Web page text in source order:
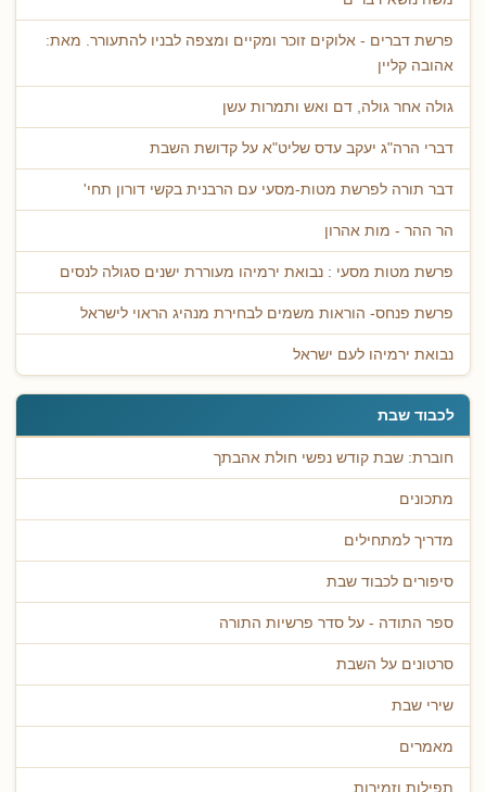
פרשת דברים - אלוקים זוכר ומקיים ומצפה לבניו להתעורר. מאת:
אהובה קליין
גולה אחר גולה, דם ואש ותמרות עשן
דברי הרה"ג יעקב עדס שליט"א על קדושת השבת
דבר תורה לפרשת מטות-מסעי עם הרבנית בקשי דורון תחי'
הר ההר - מות אהרון
פרשת מטות מסעי : נבואת ירמיהו מעוררת ישנים סגולה לנסים
פרשת פנחס- הוראות משמים לבחירת מנהיג הראוי לישראל
נבואת ירמיהו לעם ישראל
לכבוד שבת
חוברת: שבת קודש נפשי חולת אהבתך
מתכונים
מדריך למתחילים
סיפורים לכבוד שבת
ספר התודה - על סדר פרשיות התורה
סרטונים על השבת
שירי שבת
מאמרים
תפילות וזמירות